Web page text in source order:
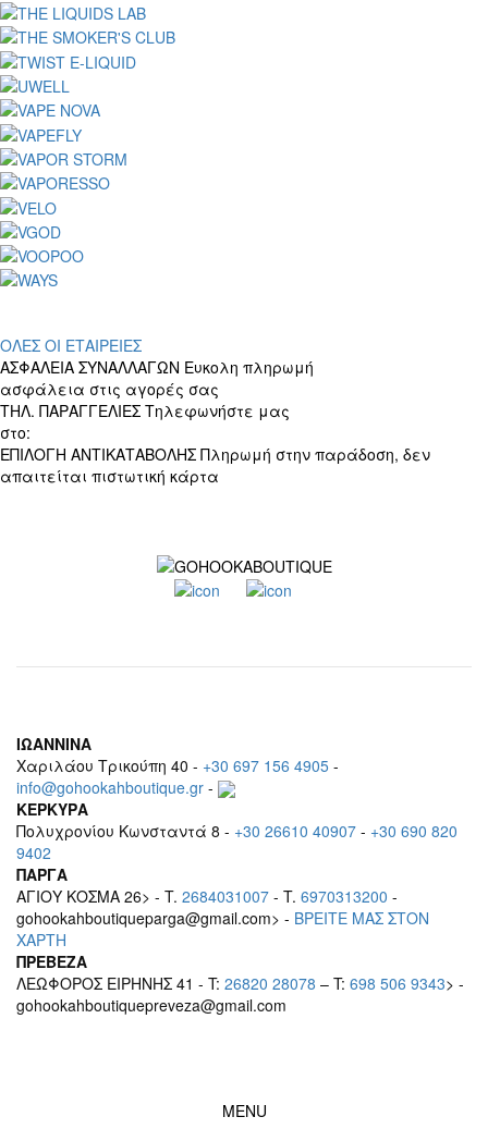
ΟΛΕΣ ΟΙ ΕΤΑΙΡΕΙΕΣ
ΑΣΦΑΛΕΙΑ ΣΥΝΑΛΛΑΓΩΝ Ευκολη πληρωμή
ασφάλεια στις αγορές σας
ΤΗΛ. ΠΑΡΑΓΓΕΛΙΕΣ Τηλεφωνήστε μας
στο:
ΕΠΙΛΟΓΗ ΑΝΤΙΚΑΤΑΒΟΛΗΣ Πληρωμή στην παράδοση, δεν
απαιτείται πιστωτική κάρτα
ΙΩΑΝΝΙΝΑ
Χαριλάου Τρικούπη 40 - +30 697 156 4905 -
info@gohookahboutique.gr -
ΚΕΡΚΥΡΑ
Πολυχρονίου Κωνσταντά 8 - +30 26610 40907 - +30 690 820
9402
ΠΑΡΓΑ
ΑΓΙΟΥ ΚΟΣΜΑ 26> - T. 2684031007 - T. 6970313200 -
gohookahboutiqueparga@gmail.com> - BΡEITE MAΣ ΣΤΟΝ
ΧΑΡΤΗ
ΠΡΕΒΕΖΑ
ΛΕΩΦΟΡΟΣ ΕΙΡΗΝΗΣ 41 - T: 26820 28078 – T: 698 506 9343> -
gohookahboutiquepreveza@gmail.com
MENU